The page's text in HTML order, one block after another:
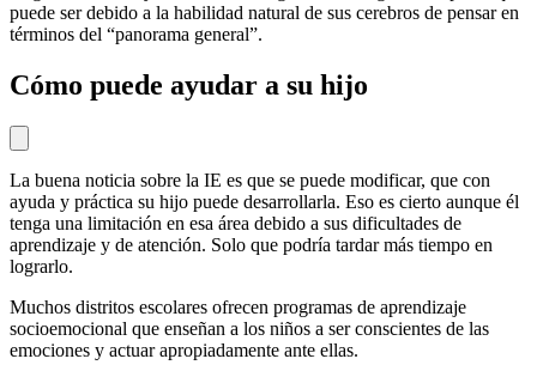
puede ser debido a la habilidad natural de sus cerebros de pensar en
términos del “panorama general”.
Cómo puede ayudar a su hijo
La buena noticia sobre la IE es que se puede modificar, que con
ayuda y práctica su hijo puede desarrollarla. Eso es cierto aunque él
tenga una limitación en esa área debido a sus dificultades de
aprendizaje y de atención. Solo que podría tardar más tiempo en
lograrlo.
Muchos distritos escolares ofrecen programas de aprendizaje
socioemocional que enseñan a los niños a ser conscientes de las
emociones y actuar apropiadamente ante ellas.